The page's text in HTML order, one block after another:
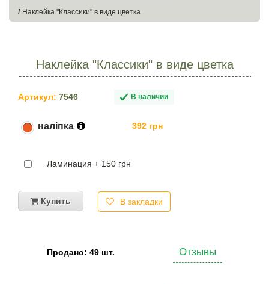
Наклейка "Классики" в виде цветка
Наклейка "Классики" в виде цветка
Артикул: 7546 В наличии
наліпка 392 грн
Ламинация + 150 грн
Купить В закладки
Продано: 49 шт. Отзывы